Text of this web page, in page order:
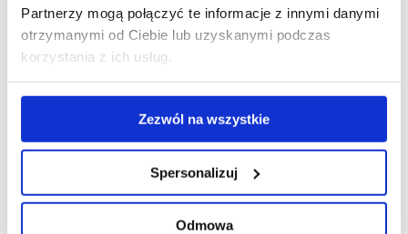
Partnerzy mogą połączyć te informacje z innymi danymi
otrzymanymi od Ciebie lub uzyskanymi podczas
korzystania z ich usług.
Zezwól na wszystkie
Spersonalizuj
Odmowa
Dzwonek – bylina, której kwiaty
mają kształt dzwoneczków,
najczęściej niebieskich. Rośnie dziko
się rozsiewa, ale nie zachwaszcza
skalniaków.
z najpopularniejszych bylin
skalniakowych. Kwiatów ma często
tak dużo, że zakrywają liście.